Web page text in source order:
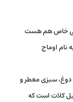
خاص هم هست
نام اوماج
سبزی معطر و
کلات است که